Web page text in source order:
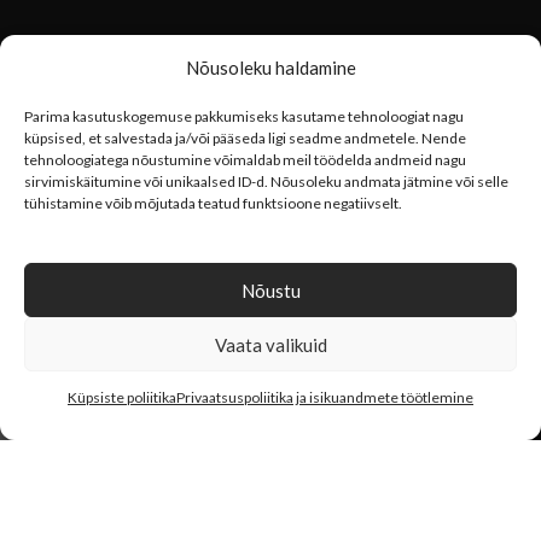
Nõusoleku haldamine
Parima kasutuskogemuse pakkumiseks kasutame tehnoloogiat nagu
küpsised, et salvestada ja/või pääseda ligi seadme andmetele. Nende
tehnoloogiatega nõustumine võimaldab meil töödelda andmeid nagu
sirvimiskäitumine või unikaalsed ID-d. Nõusoleku andmata jätmine või selle
tühistamine võib mõjutada teatud funktsioone negatiivselt.
Nõustu
Vaata valikuid
Küpsiste poliitikaPrivaatsuspoliitika ja isikuandmete töötlemine
Privaatsuspoliitika